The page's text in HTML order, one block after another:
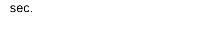
sec.